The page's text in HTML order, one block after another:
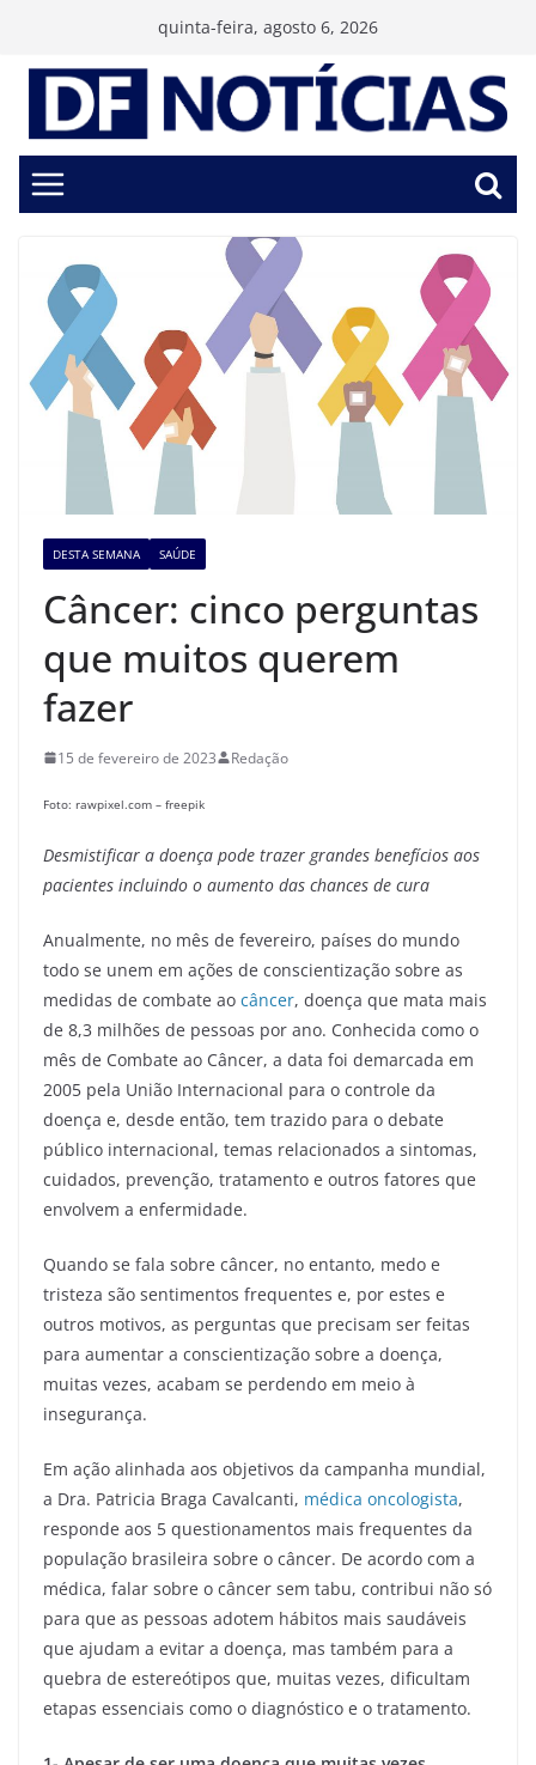
conteúdo
quinta-feira, agosto 6, 2026
DESTA SEMANA SAÚDE
Câncer: cinco perguntas
que muitos querem
fazer
15 de fevereiro de 2023 Redação
Foto: rawpixel.com – freepik
Desmistificar a doença pode trazer grandes benefícios aos
pacientes incluindo o aumento das chances de cura
Anualmente, no mês de fevereiro, países do mundo
todo se unem em ações de conscientização sobre as
medidas de combate ao câncer, doença que mata mais
de 8,3 milhões de pessoas por ano. Conhecida como o
mês de Combate ao Câncer, a data foi demarcada em
2005 pela União Internacional para o controle da
doença e, desde então, tem trazido para o debate
público internacional, temas relacionados a sintomas,
cuidados, prevenção, tratamento e outros fatores que
envolvem a enfermidade.
Quando se fala sobre câncer, no entanto, medo e
tristeza são sentimentos frequentes e, por estes e
outros motivos, as perguntas que precisam ser feitas
para aumentar a conscientização sobre a doença,
muitas vezes, acabam se perdendo em meio à
insegurança.
Em ação alinhada aos objetivos da campanha mundial,
a Dra. Patricia Braga Cavalcanti, médica oncologista,
responde aos 5 questionamentos mais frequentes da
população brasileira sobre o câncer. De acordo com a
médica, falar sobre o câncer sem tabu, contribui não só
para que as pessoas adotem hábitos mais saudáveis
que ajudam a evitar a doença, mas também para a
quebra de estereótipos que, muitas vezes, dificultam
etapas essenciais como o diagnóstico e o tratamento.